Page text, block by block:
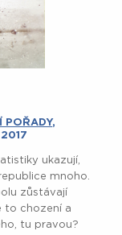
POŘADY,
ukazují,
mnoho.
zůstávají
to chození a
tu pravou?